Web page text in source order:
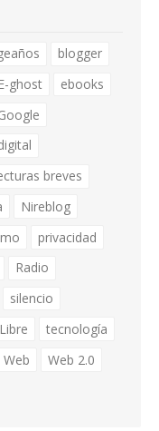
blogger
ghost
ebooks
breves
Nireblog
privacidad
Radio
silencio
tecnología
Web
Web 2.0